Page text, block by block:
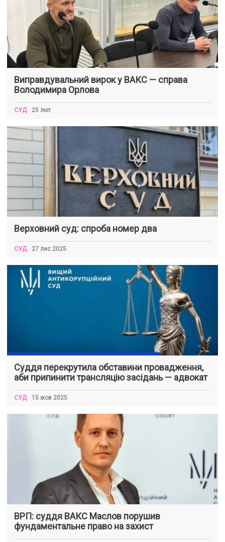
Виправдувальний вирок у ВАКС — справа
Володимира Орлова
СУД 25 лют
Верховний суд: спроба номер два
СУД 27 лис 2025
Суддя перекрутила обставини провадження,
аби припинити трансляцію засідань — адвокат
СУД 15 жов 2025
ВРП: суддя ВАКС Маслов порушив
фундаментальне право на захист